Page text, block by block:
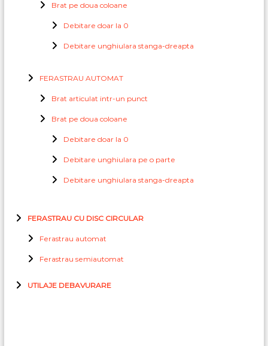
Brat pe doua coloane
Debitare doar la 0
Debitare unghiulara stanga-dreapta
FERASTRAU AUTOMAT
Brat articulat intr-un punct
Brat pe doua coloane
Debitare doar la 0
Debitare unghiulara pe o parte
Debitare unghiulara stanga-dreapta
FERASTRAU CU DISC CIRCULAR
Ferastrau automat
Ferastrau semiautomat
UTILAJE DEBAVURARE